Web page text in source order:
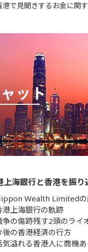
港で見聞きするお金に関
上海銀行と香港を振り
Wealth Limitedの
港上海銀行の軌跡
争の傷跡残す2頭のライ
後の香港経済の行方
気溢れる香港人に商機あ